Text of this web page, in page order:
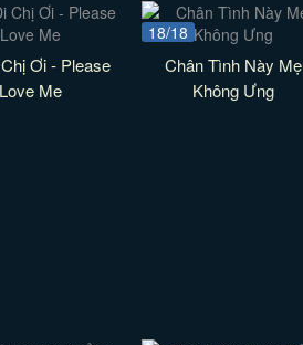
Ơi - Please
Love Me
18/18
Chân Tình Này Mẹ
Không Ưng